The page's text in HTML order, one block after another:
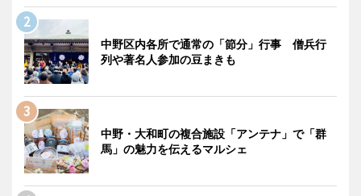
中野区内各所で通常の「節分」行事 僧兵行
列や著名人参加の豆まきも
中野・大和町の複合施設「アンテナ」で「群
馬」の魅力を伝えるマルシェ